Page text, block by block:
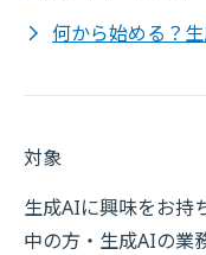
何から始める？
対象
生成AIに興味をお持
中の方・生成AIの業